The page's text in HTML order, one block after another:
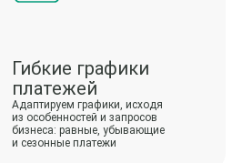
Гибкие графики
платежей
Адаптируем графики, исходя
из особенностей и запросов
бизнеса: равные, убывающие
и сезонные платежи